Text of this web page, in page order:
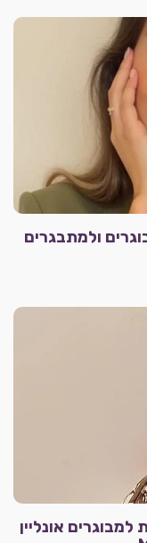
ולמתבגרים
אונליין